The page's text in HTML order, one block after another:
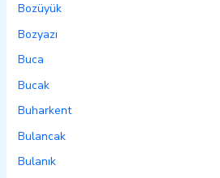
Bozüyük
Bozyazı
Buca
Bucak
Buharkent
Bulancak
Bulanık